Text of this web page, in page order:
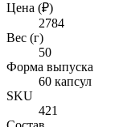
Цена (₽)
2784
Вес (г)
50
Форма выпуска
60 капсул
SKU
421